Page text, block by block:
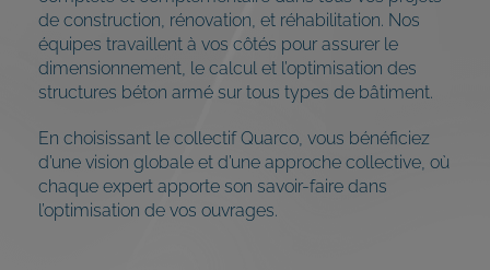
de construction, rénovation, et réhabilitation. Nos
équipes travaillent à vos côtés pour assurer le
dimensionnement, le calcul et l’optimisation des
structures béton armé sur tous types de bâtiment.
En choisissant le collectif Quarco, vous bénéficiez
d’une vision globale et d’une approche collective, où
chaque expert apporte son savoir-faire dans
l’optimisation de vos ouvrages.